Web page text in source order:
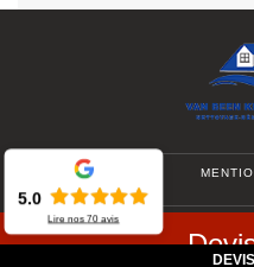
-
5.0
Lire nos70 avis